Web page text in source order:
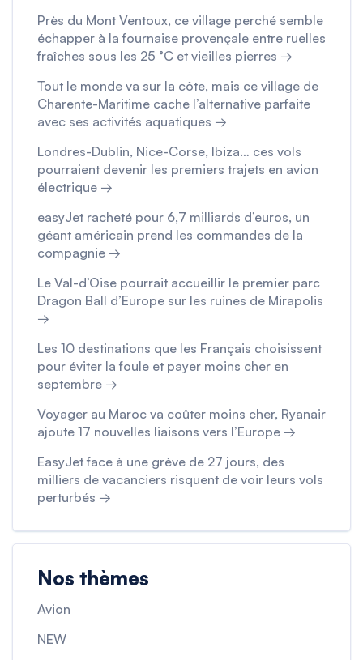
Près du Mont Ventoux, ce village perché semble
échapper à la fournaise provençale entre ruelles
fraîches sous les 25 °C et vieilles pierres →
Tout le monde va sur la côte, mais ce village de
Charente-Maritime cache l’alternative parfaite
avec ses activités aquatiques →
Londres-Dublin, Nice-Corse, Ibiza… ces vols
pourraient devenir les premiers trajets en avion
électrique →
easyJet racheté pour 6,7 milliards d’euros, un
géant américain prend les commandes de la
compagnie →
Le Val-d’Oise pourrait accueillir le premier parc
Dragon Ball d’Europe sur les ruines de Mirapolis
→
Les 10 destinations que les Français choisissent
pour éviter la foule et payer moins cher en
septembre →
Voyager au Maroc va coûter moins cher, Ryanair
ajoute 17 nouvelles liaisons vers l’Europe →
EasyJet face à une grève de 27 jours, des
milliers de vacanciers risquent de voir leurs vols
perturbés →
Nos thèmes
Avion
NEW